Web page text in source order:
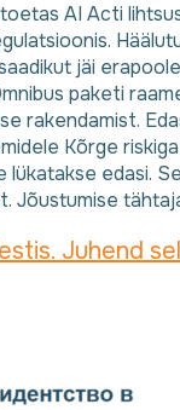
AI Acti
jäi
paketi
rakendamist.
Kõrge
lükatakse edasi.
Jõustumise
Juhend